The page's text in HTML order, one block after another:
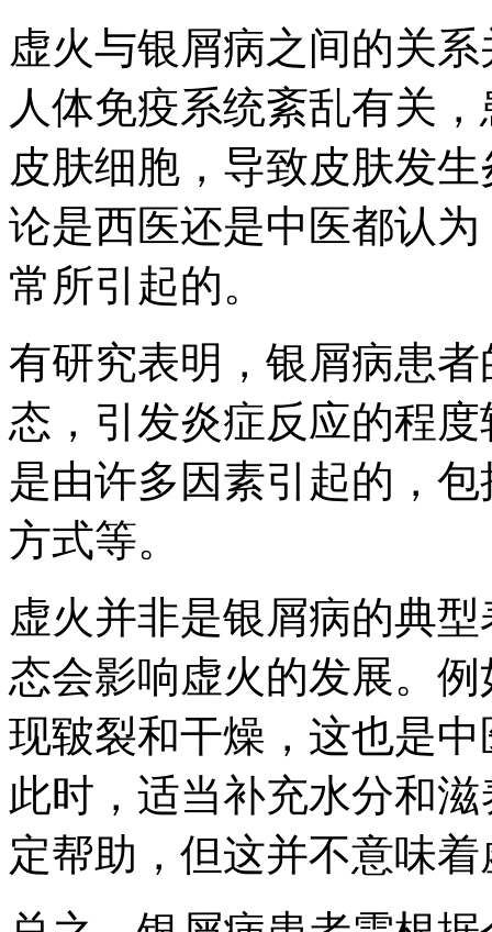
虚火与银屑病之间的关
人体免疫系统紊乱有关
皮肤细胞，导致皮肤发
论是西医还是中医都认
常所引起的。
有研究表明，银屑病患
态，引发炎症反应的程
是由许多因素引起的，
方式等。
虚火并非是银屑病的典
态会影响虚火的发展。
现皲裂和干燥，这也是
此时，适当补充水分和
定帮助，但这并不意味